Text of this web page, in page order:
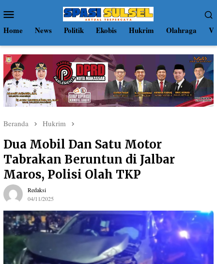
ke
kontenMobile
Home News Politik Ekobis Hukrim Olahraga
Beranda Hukrim
Dua Mobil Dan Satu Motor
Tabrakan Beruntun di Jalbar
Maros, Polisi Olah TKP
Redaksi
04/11/2025